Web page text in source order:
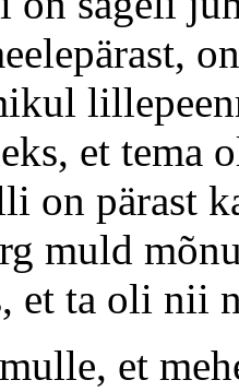
et tema
on pärast
muld
et ta oli nii
et